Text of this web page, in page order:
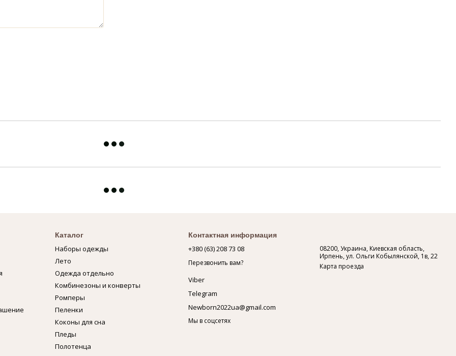
Каталог
Наборы одежды
Лето
Одежда отдельно
Комбинезоны и конверты
Ромперы
Пеленки
Коконы для сна
Пледы
Полотенца
Контактная информация
+380 (63) 208 73 08
Перезвонить вам?
Viber
Telegram
Newborn2022ua@gmail.com
08200, Украина, Киевская область,
Ирпень, ул. Ольги Кобылянской, 1в, 22
Карта проезда
Мы в соцсетях